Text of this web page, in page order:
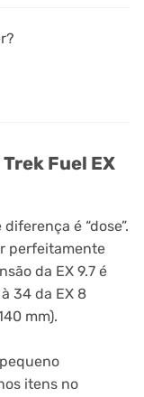
Fuel EX
é “dose”.
perfeitamente
da EX 9.7 é
34 da EX 8
mm).
itens no